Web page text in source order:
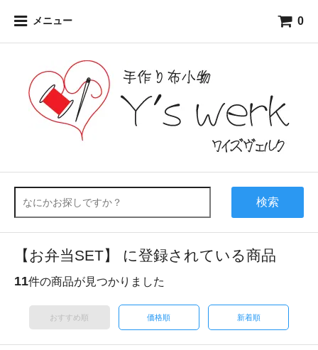
メニュー 0
検索
【お弁当SET】 に登録されている商品
11件の商品が見つかりました
おすすめ順 価格順 新着順